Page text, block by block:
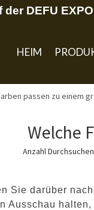
der DEFU
HEIM
passen zu einem
Welche
Anzahl
Sie darüber
Ausschau